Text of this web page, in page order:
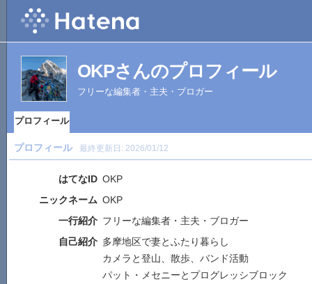
OKPさんのプロフィール
フリーな編集者・主夫・ブロガー
プロフィール
プロフィール 最終更新日: 2026/01/12
はてなID OKP
ニックネーム OKP
一行紹介 フリーな編集者・主夫・ブロガー
自己紹介 多摩地区で妻とふたり暮らし
カメラと登山、散歩、バンド活動
パット・メセニーとプログレッシブロック